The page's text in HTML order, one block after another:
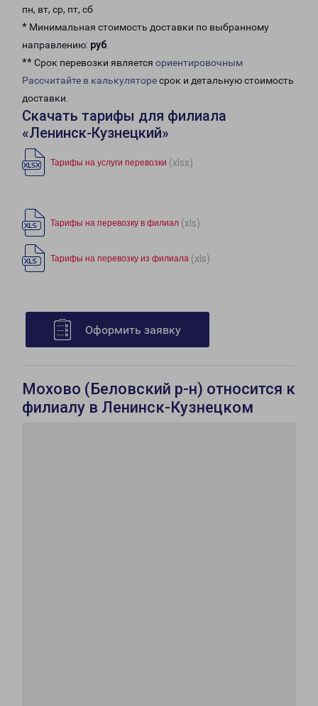
пн, вт, ср, пт, сб
* Минимальная стоимость доставки по выбранному
направлению: руб.
** Срок перевозки является ориентировочным
Рассчитайте в калькуляторесрок и детальную стоимость
доставки.
Скачать тарифы для филиала
«Ленинск-Кузнецкий»
Тарифы на услуги перевозки (xlsx)
Тарифы на перевозку в филиал (xls)
Тарифы на перевозку из филиала (xls)
Оформить заявку
Мохово (Беловский р-н) относится к
филиалу в Ленинск-Кузнецком